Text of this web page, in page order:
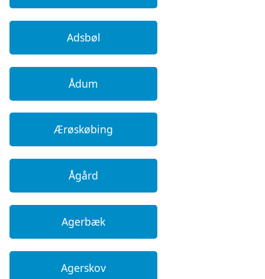
Adsbøl
Ådum
Ærøskøbing
Ågård
Agerbæk
Agerskov